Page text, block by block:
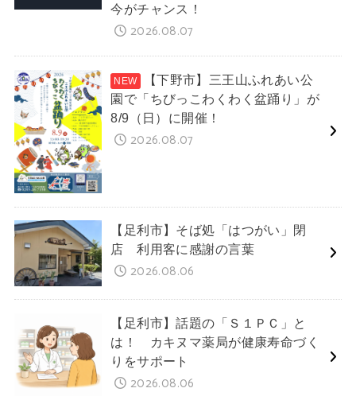
今がチャンス！
2026.08.07
【下野市】三王山ふれあい公
園で「ちびっこわくわく盆踊り」が
8/9（日）に開催！
2026.08.07
【足利市】そば処「はつがい」閉
店 利用客に感謝の言葉
2026.08.06
【足利市】話題の「Ｓ１ＰＣ」と
は！ カキヌマ薬局が健康寿命づく
りをサポート
2026.08.06